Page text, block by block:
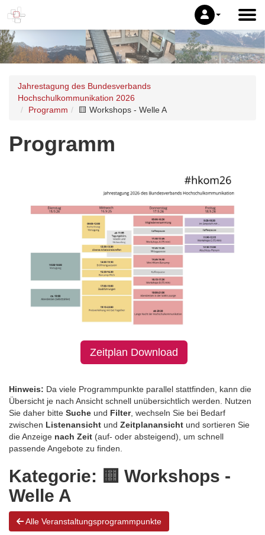
Jahrestagung des Bundesverbands
Hochschulkommunikation 2026
Programm
🟨​ Workshops - Welle A
Programm
Zeitplan Download
Hinweis: Da viele Programmpunkte parallel stattfinden, kann die
Übersicht je nach Ansicht schnell unübersichtlich werden. Nutzen
Sie daher bitte Suche und Filter, wechseln Sie bei Bedarf
zwischen Listenansicht und Zeitplanansicht und sortieren Sie
die Anzeige nach Zeit (auf- oder absteigend), um schnell
passende Angebote zu finden.
Kategorie: 🟨​ Workshops -
Welle A
Alle Veranstaltungsprogrammpunkte